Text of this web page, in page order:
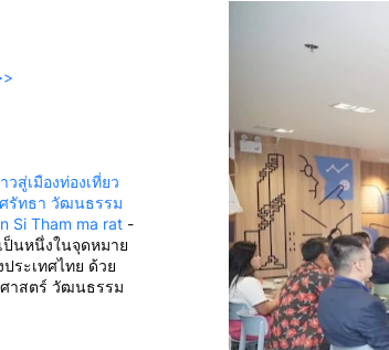
สู่เมืองท่องเที่ยว
รัทธา วัฒนธรรม
Si Tham ma rat -
ป็นหนึ่งในจุดหมาย
ระเทศไทย ด้วย
าสตร์ วัฒนธรรม